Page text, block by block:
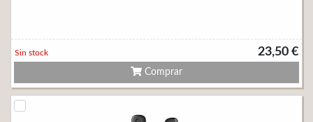
23,50 €
Sin stock
Comprar